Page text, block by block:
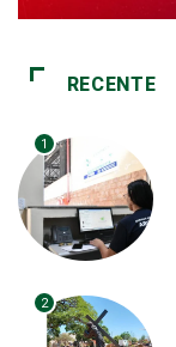
RECENTE
1
2